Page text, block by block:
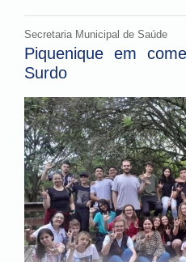
Secretaria Municipal de Saúde
Piquenique em
Surdo